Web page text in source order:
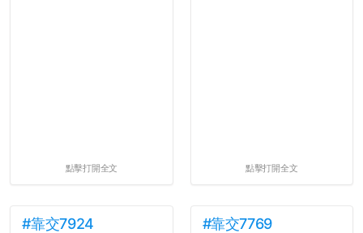
點擊打開全文 點擊打開全文
#靠交7924 #靠交7769